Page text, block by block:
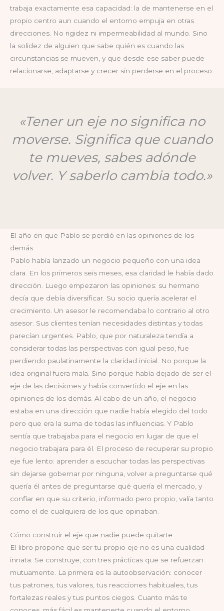
trabaja exactamente esa capacidad: la de mantenerse en el
propio centro aun cuando el entorno empuja en otras
direcciones. No rigidez ni impermeabilidad al mundo. Sino
la solidez de alguien que sabe quién es cuando las
circunstancias se mueven, y que desde ese saber puede
relacionarse, adaptarse y crecer sin perderse en el proceso.
«Tener un eje no significa no
moverse. Significa que cuando
te mueves, sabes adónde
volver. Y saberlo cambia todo.»
El año en que Pablo se perdió en las opiniones de los
demás
Pablo había lanzado un negocio pequeño con una idea
clara. En los primeros seis meses, esa claridad le había dado
dirección. Luego empezaron las opiniones: su hermano
decía que debía diversificar. Su socio quería acelerar el
crecimiento. Un asesor le recomendaba lo contrario al otro
asesor. Sus clientes tenían necesidades distintas y todas
parecían urgentes. Pablo, que por naturaleza tendía a
considerar todas las perspectivas con igual peso, fue
perdiendo paulatinamente la claridad inicial. No porque la
idea original fuera mala. Sino porque había dejado de ser el
eje de las decisiones y había convertido el eje en las
opiniones de los demás. Al cabo de un año, el negocio
estaba en una dirección que nadie había elegido del todo
pero que era la suma de todas las influencias. Y Pablo
sentía que trabajaba para el negocio en lugar de que el
negocio trabajara para él. El proceso de recuperar su propio
eje fue lento: aprender a escuchar todas las perspectivas
sin dejarse gobernar por ninguna, volver a preguntarse qué
quería él antes de preguntarse qué quería el mercado, y
confiar en que su criterio, informado pero propio, valía tanto
como el de cualquiera de los que opinaban.
Cómo construir el eje que nadie puede quitarte
El libro propone que ser tu propio eje no es una cualidad
innata. Se construye, con tres prácticas que se refuerzan
mutuamente. La primera es la autoobservación: conocer
tus patrones, tus valores, tus reacciones habituales, tus
fortalezas reales y tus puntos ciegos. Cuanto más te